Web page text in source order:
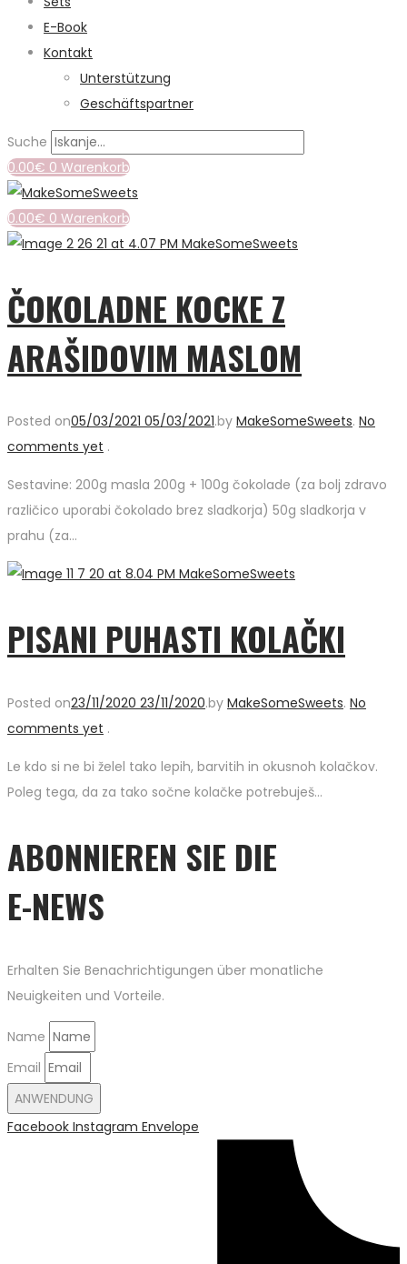
E-Book
Kontakt
Unterstützung
Geschäftspartner
Suche
0.00€ 0 Warenkorb
0.00€ 0 Warenkorb
ČOKOLADNE KOCKE Z
ARAŠIDOVIM MASLOM
Posted on05/03/2021 05/03/2021.by MakeSomeSweets. No
comments yet .
Sestavine: 200g masla 200g + 100g čokolade (za bolj zdravo
različico uporabi čokolado brez sladkorja) 50g sladkorja v
prahu (za…
PISANI PUHASTI KOLAČKI
Posted on23/11/2020 23/11/2020.by MakeSomeSweets. No
comments yet .
Le kdo si ne bi želel tako lepih, barvitih in okusnoh kolačkov.
Poleg tega, da za tako sočne kolačke potrebuješ…
ABONNIEREN SIE DIE
E-NEWS
Erhalten Sie Benachrichtigungen über monatliche
Neuigkeiten und Vorteile.
Name
Email
ANWENDUNG
Facebook Instagram Envelope